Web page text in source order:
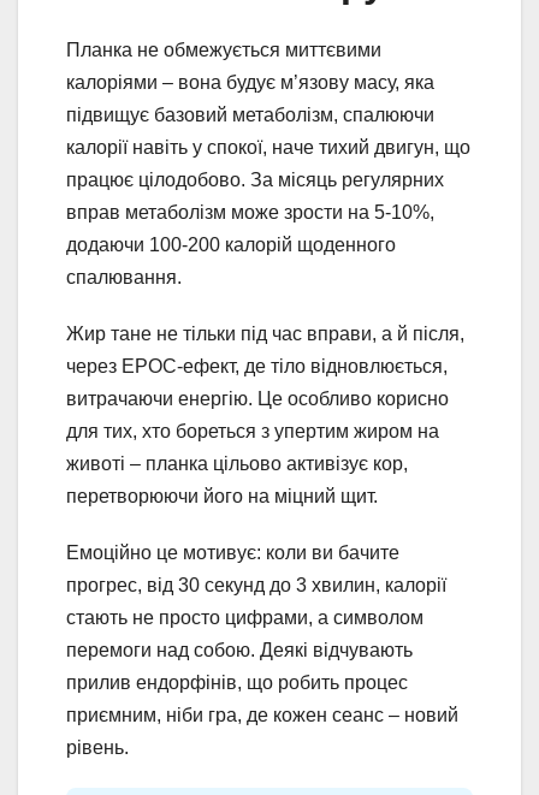
Планка не обмежується миттєвими
калоріями – вона будує м’язову масу, яка
підвищує базовий метаболізм, спалюючи
калорії навіть у спокої, наче тихий двигун, що
працює цілодобово. За місяць регулярних
вправ метаболізм може зрости на 5-10%,
додаючи 100-200 калорій щоденного
спалювання.
Жир тане не тільки під час вправи, а й після,
через EPOC-ефект, де тіло відновлюється,
витрачаючи енергію. Це особливо корисно
для тих, хто бореться з упертим жиром на
животі – планка цільово активізує кор,
перетворюючи його на міцний щит.
Емоційно це мотивує: коли ви бачите
прогрес, від 30 секунд до 3 хвилин, калорії
стають не просто цифрами, а символом
перемоги над собою. Деякі відчувають
прилив ендорфінів, що робить процес
приємним, ніби гра, де кожен сеанс – новий
рівень.